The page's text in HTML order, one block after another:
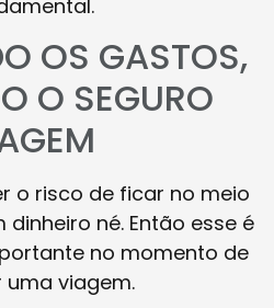
OS GASTOS,
O SEGURO
o risco de ficar no meio
né. Então esse é
no momento de
uma viagem.